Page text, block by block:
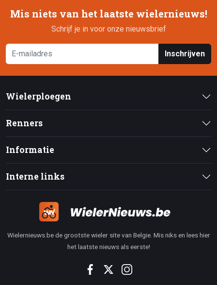
Mis niets van het laatste wielernieuws!
Schrijf je in voor onze nieuwsbrief
Inschrijven
Wielerploegen
Renners
Informatie
Interne links
Wielernieuws.be de grootste wieler site van Belgie. Mis niks en lees hier
het laatste nieuws als eerste!